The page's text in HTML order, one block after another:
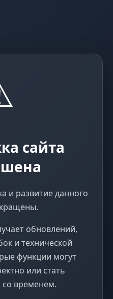
сайта
и развитие данного
обновлений,
и технической
функции могут
или стать
временем.